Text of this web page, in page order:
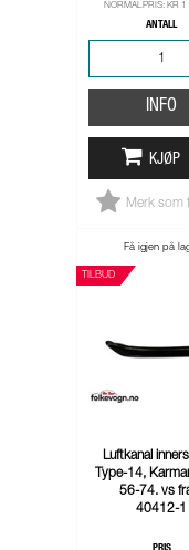
NORMALPRIS: KR
ANTALL
INFO
KJØP
Merk som
TILBUD
Få igjen på
Luftkanal
Type-14,
56-74. vs
40412-1